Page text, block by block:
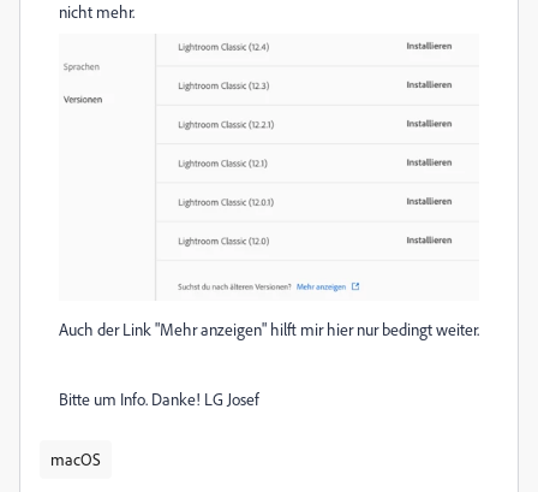
nicht mehr.
Auch der Link "Mehr anzeigen" hilft mir hier nur bedingt weiter.
Bitte um Info. Danke! LG Josef
macOS